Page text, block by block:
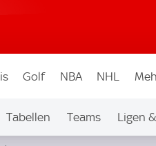
Golf NBA NHL
Tabellen Teams Ligen